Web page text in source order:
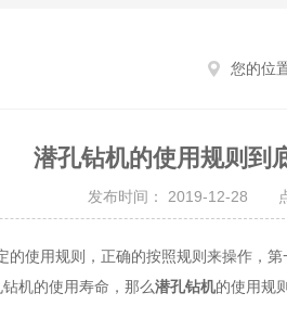
您的位
潜孔钻机的使用规则到
发布时间： 2019-12-28
的使用规则，正确的按照规则来操作，
机的使用寿命，那么潜孔钻机的使用规